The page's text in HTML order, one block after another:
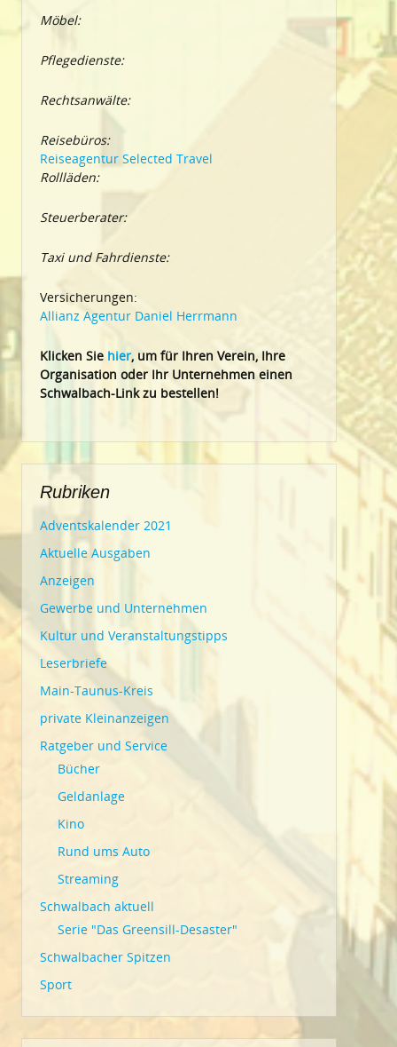
Möbel:
Pflegedienste:
Rechtsanwälte:
Reisebüros:
Reiseagentur Selected Travel
Rollläden:
Steuerberater:
Taxi und Fahrdienste:
Versicherungen:
Allianz Agentur Daniel Herrmann
Klicken Sie hier, um für Ihren Verein, Ihre
Organisation oder Ihr Unternehmen einen
Schwalbach-Link zu bestellen!
Rubriken
Adventskalender 2021
Aktuelle Ausgaben
Anzeigen
Gewerbe und Unternehmen
Kultur und Veranstaltungstipps
Leserbriefe
Main-Taunus-Kreis
private Kleinanzeigen
Ratgeber und Service
Bücher
Geldanlage
Kino
Rund ums Auto
Streaming
Schwalbach aktuell
Serie "Das Greensill-Desaster"
Schwalbacher Spitzen
Sport